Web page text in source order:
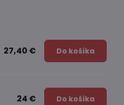
27,40 € Do košíka
24 € Do košíka